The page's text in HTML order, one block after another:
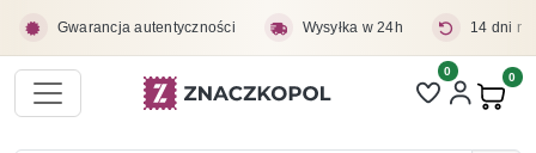
Gwarancja autentyczności Wysyłka w 24h 14 dni
Liczba pozycji
0 0